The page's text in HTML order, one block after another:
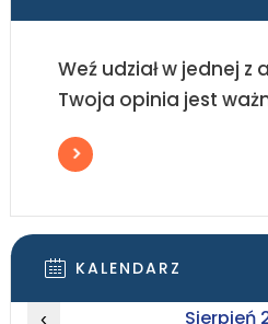
Weź udział w jednej z
Twoja opinia jest
KALENDARZ
‹ Sierpień